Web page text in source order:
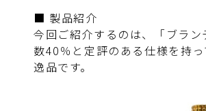
■ 製品紹介
今回ご紹介するのは、「ブラ
数40％と定評のある仕様を持
逸品です。